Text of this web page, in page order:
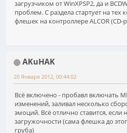
загрузчиком от WinXPSP2, да и
проблем. С раздела стартует на тех
флешек на контроллере ALCOR (CD-
AKuHAK
20 Января 2012, 00:44:02
Всё включено - пробавл включать
изменений, заливал несколько
эмоций. Всё отлично ставится, если
загружочности (сама флешка до
груба)